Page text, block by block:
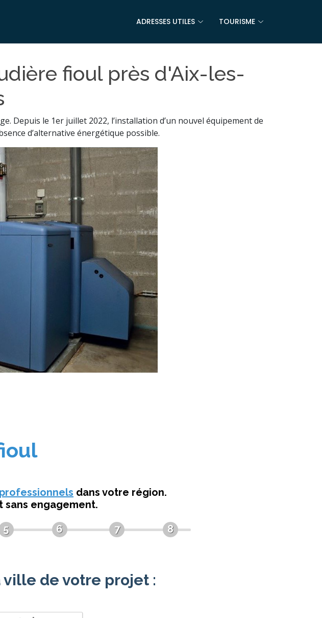
ADRESSES UTILES TOURISME
fioul près d'Aix-les-
Depuis le 1er juillet 2022, l’installation d’un nouvel équipement de
d’alternative énergétique possible.